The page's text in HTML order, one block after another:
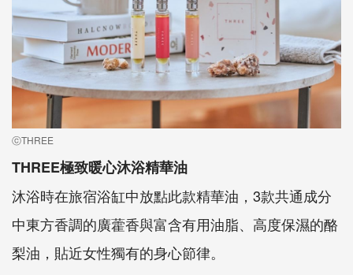
ⓒTHREE
THREE極致暖心沐浴精華油
沐浴時在旅宿浴缸中放點此款精華油，3款共通成分
中東方香調的廣藿香與富含有用油脂、高度保濕的酪
梨油，貼近女性獨有的身心節律。